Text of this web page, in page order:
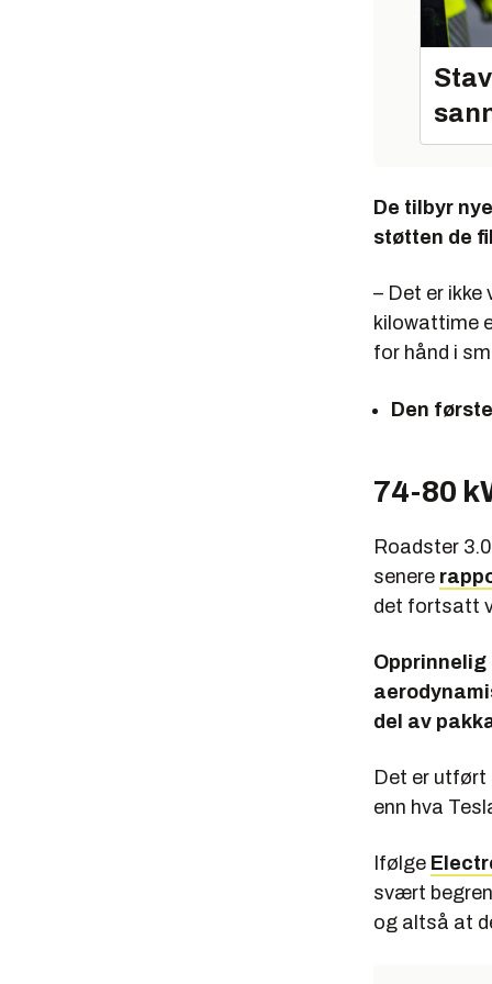
De tilbyr
støtten de
– Det er ikke
kilowattime
for hånd i
Den
74-80
Roadster
senere
det fortsatt
del av
Det er utført
enn hva
Ifølge
svært
og altså at